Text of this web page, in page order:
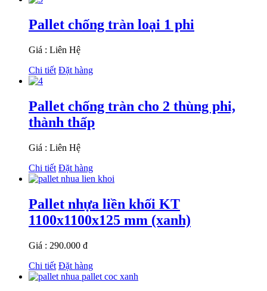
Pallet chống tràn loại 1 phi
Giá : Liên Hệ
Chi tiết Đặt hàng
Pallet chống tràn cho 2 thùng phi,
thành thấp
Giá : Liên Hệ
Chi tiết Đặt hàng
Pallet nhựa liền khối KT
1100x1100x125 mm (xanh)
Giá : 290.000 đ
Chi tiết Đặt hàng